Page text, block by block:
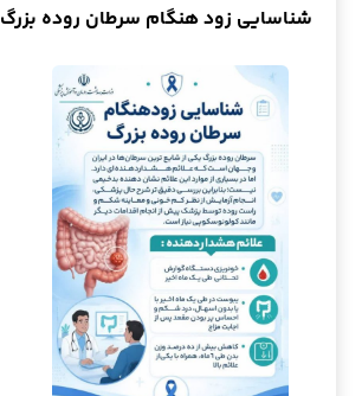
شناسایی زود هنگام سرطان روده بزرگ